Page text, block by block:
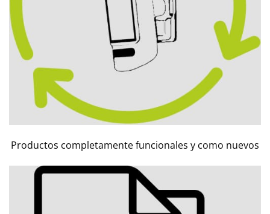
Productos completamente funcionales y como nuevos